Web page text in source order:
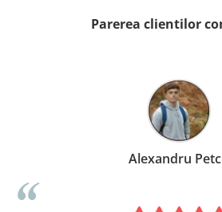
Parerea clientilor
Alexandru